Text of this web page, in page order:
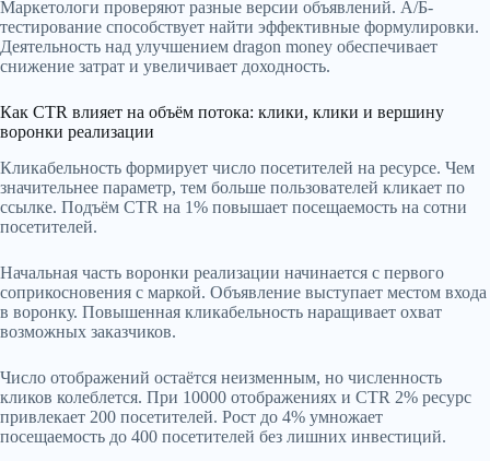
Маркетологи проверяют разные версии объявлений. А/Б-
тестирование способствует найти эффективные формулировки.
Деятельность над улучшением dragon money обеспечивает
снижение затрат и увеличивает доходность.
Как CTR влияет на объём потока: клики, клики и вершину
воронки реализации
Кликабельность формирует число посетителей на ресурсе. Чем
значительнее параметр, тем больше пользователей кликает по
ссылке. Подъём CTR на 1% повышает посещаемость на сотни
посетителей.
Начальная часть воронки реализации начинается с первого
соприкосновения с маркой. Объявление выступает местом входа
в воронку. Повышенная кликабельность наращивает охват
возможных заказчиков.
Число отображений остаётся неизменным, но численность
кликов колеблется. При 10000 отображениях и CTR 2% ресурс
привлекает 200 посетителей. Рост до 4% умножает
посещаемость до 400 посетителей без лишних инвестиций.